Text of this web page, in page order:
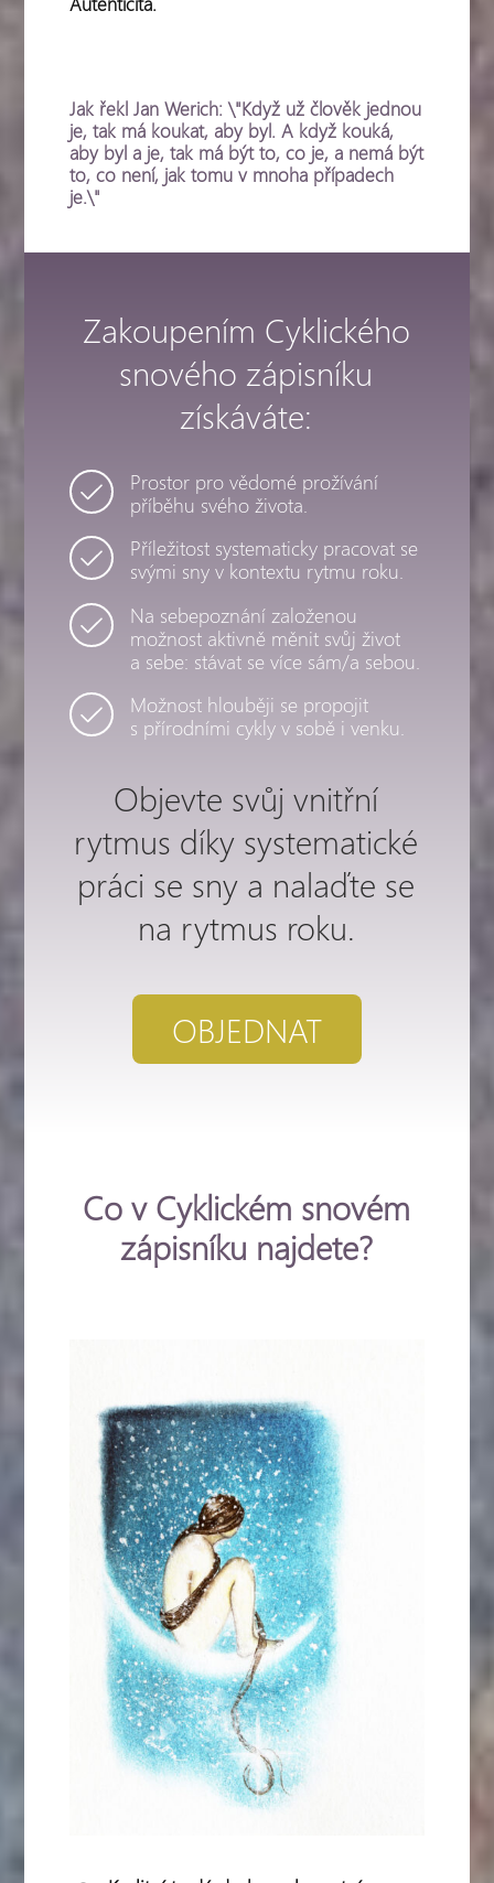
Jak řekl Jan Werich: \"Když už člověk jednou
je, tak má koukat, aby byl. A když kouká,
aby byl a je, tak má být to, co je, a nemá být
to, co není, jak tomu v mnoha případech
je.\"
Zakoupením Cyklického
snového zápisníku
získáváte:
Prostor pro vědomé prožívání
příběhu svého života.
Příležitost systematicky pracovat se
svými sny v kontextu rytmu roku.
Na sebepoznání založenou
možnost aktivně měnit svůj život
a sebe: stávat se více sám/a sebou.
Možnost hlouběji se propojit
s přírodními cykly v sobě i venku.
Objevte svůj vnitřní
rytmus díky systematické
práci se sny a nalaďte se
na rytmus roku.
OBJEDNAT
Co v Cyklickém snovém
zápisníku najdete?